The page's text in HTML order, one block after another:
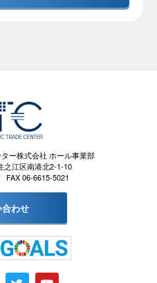
ー株式会社 ホール事業部
之江区南港北2-1-10
06-6615-5021
わせ